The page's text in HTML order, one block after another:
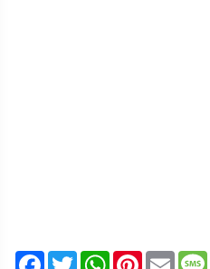
FacebookTwitterWhatsAppPinterest
Email